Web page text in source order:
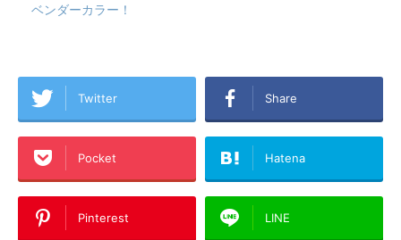
ベンダーカラー！
Twitter Share
Pocket Hatena
Pinterest LINE